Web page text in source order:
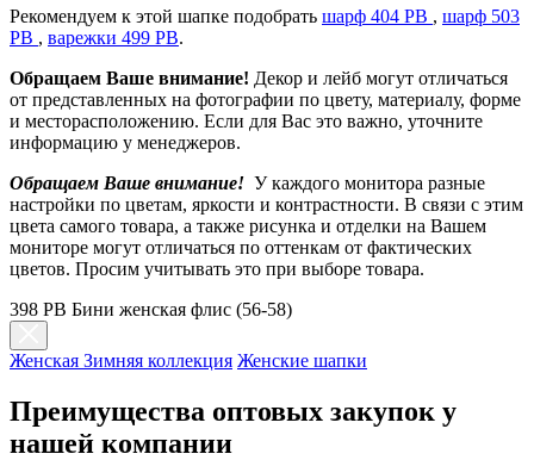
Рекомендуем к этой шапке подобрать шарф 404 РВ , шарф 503
PB , варежки 499 PB.
Обращаем Ваше внимание! Декор и лейб могут отличаться
от представленных на фотографии по цвету, материалу, форме
и месторасположению. Если для Вас это важно, уточните
информацию у менеджеров.
Обращаем Ваше внимание! У каждого монитора разные
настройки по цветам, яркости и контрастности. В связи с этим
цвета самого товара, а также рисунка и отделки на Вашем
мониторе могут отличаться по оттенкам от фактических
цветов. Просим учитывать это при выборе товара.
398 PB Бини женская флис (56-58)
Женская Зимняя коллекция Женские шапки
Преимущества оптовых закупок у
нашей компании